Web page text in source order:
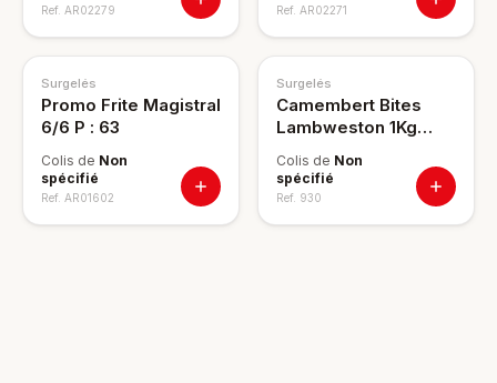
Ref. AR02279 Ref. AR02271
Surgelés
Promo Frite Magistral
6/6 P : 63
Colis de Non
spécifié
Ref. AR01602
Surgelés
Camembert Bites
Lambweston 1Kg
Colis de Non
spécifié
Ref. 930